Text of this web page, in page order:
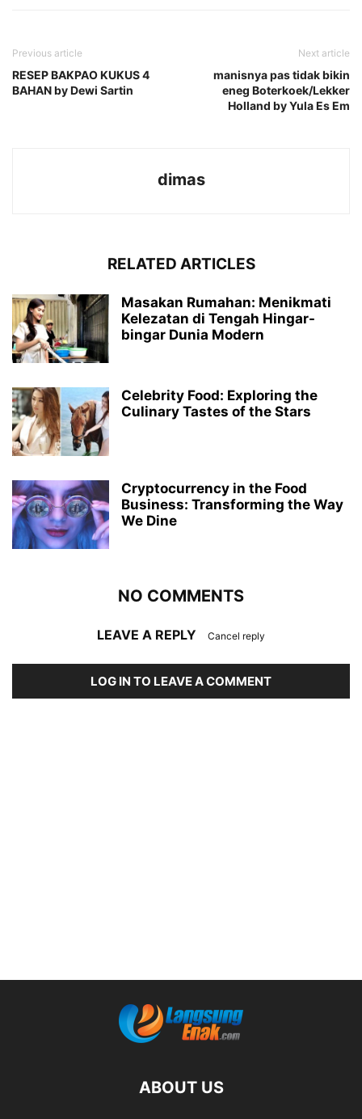
Previous article
RESEP BAKPAO KUKUS 4
BAHAN by Dewi Sartin
Next article
manisnya pas tidak bikin
eneg Boterkoek/Lekker
Holland by Yula Es Em
dimas
RELATED ARTICLES
Masakan Rumahan: Menikmati
Kelezatan di Tengah Hingar-
bingar Dunia Modern
Celebrity Food: Exploring the
Culinary Tastes of the Stars
Cryptocurrency in the Food
Business: Transforming the Way
We Dine
NO COMMENTS
LEAVE A REPLY Cancel reply
LOG IN TO LEAVE A COMMENT
ABOUT US